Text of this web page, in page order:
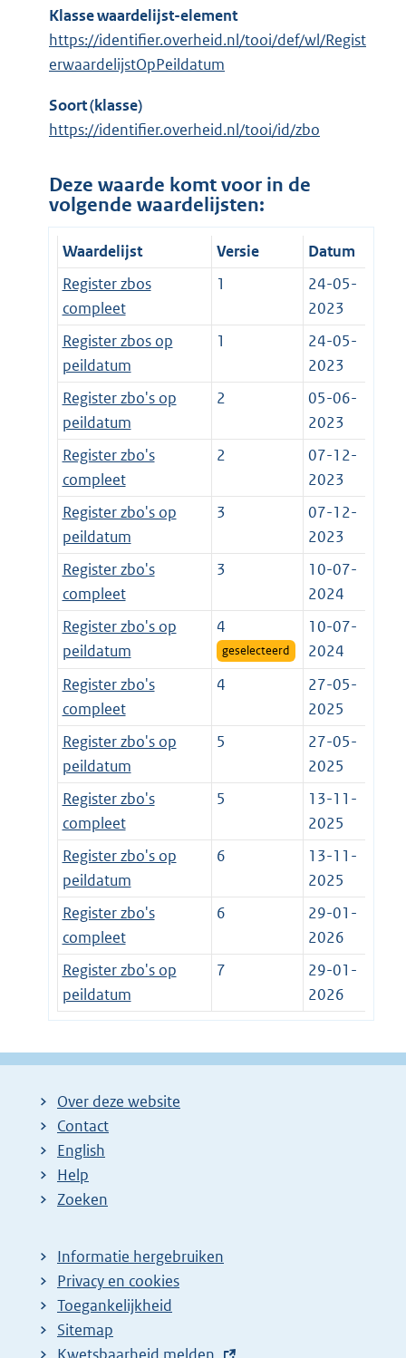
Klasse waardelijst-element
https://identifier.overheid.nl/tooi/def/wl/Regist
erwaardelijstOpPeildatum
Soort (klasse)
https://identifier.overheid.nl/tooi/id/zbo
Deze waarde komt voor in de
volgende waardelijsten:
Waardelijst Versie
Datum
Register zbos
compleet
1
24-05-
2023
Register zbos op
peildatum
1
24-05-
2023
Register zbo's op
peildatum
2
05-06-
2023
Register zbo's
compleet
2
07-12-
2023
Register zbo's op
peildatum
3
07-12-
2023
Register zbo's
compleet
3
10-07-
2024
Register zbo's op
peildatum
4
geselecteerd
10-07-
2024
Register zbo's
compleet
4
27-05-
2025
Register zbo's op
peildatum
5
27-05-
2025
Register zbo's
compleet
5
13-11-
2025
Register zbo's op
peildatum
6
13-11-
2025
Register zbo's
compleet
6
29-01-
2026
Register zbo's op
peildatum
7
29-01-
2026
Over deze website
Contact
English
Help
Zoeken
Informatie hergebruiken
Privacy en cookies
Toegankelijkheid
Sitemap
E
Kwetsbaarheid melden